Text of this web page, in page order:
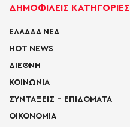
ΔΗΜΟΦΙΛΕΙΣ ΚΑΤΗΓΟΡΙΕΣ
ΕΛΛΑΔΑ ΝΕΑ
HOT NEWS
ΔΙΕΘΝΗ
ΚΟΙΝΩΝΙΑ
ΣΥΝΤΑΞΕΙΣ – ΕΠΙΔΟΜΑΤΑ
ΟΙΚΟΝΟΜΙΑ